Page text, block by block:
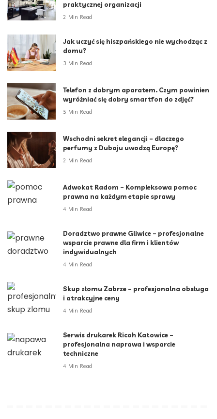
praktycznej organizacji
2 Min Read
Jak uczyć się hiszpańskiego nie wychodząc z
domu?
3 Min Read
Telefon z dobrym aparatem. Czym powinien
wyróżniać się dobry smartfon do zdjęć?
5 Min Read
Wschodni sekret elegancji – dlaczego
perfumy z Dubaju uwodzą Europę?
2 Min Read
Adwokat Radom – Kompleksowa pomoc
prawna na każdym etapie sprawy
4 Min Read
Doradztwo prawne Gliwice – profesjonalne
wsparcie prawne dla firm i klientów
indywidualnych
4 Min Read
Skup złomu Zabrze – profesjonalna obsługa
i atrakcyjne ceny
4 Min Read
Serwis drukarek Ricoh Katowice –
profesjonalna naprawa i wsparcie
techniczne
4 Min Read